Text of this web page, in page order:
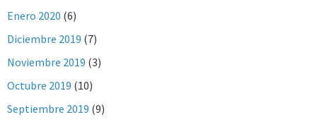
Enero 2020 (6)
Diciembre 2019 (7)
Noviembre 2019 (3)
Octubre 2019 (10)
Septiembre 2019 (9)